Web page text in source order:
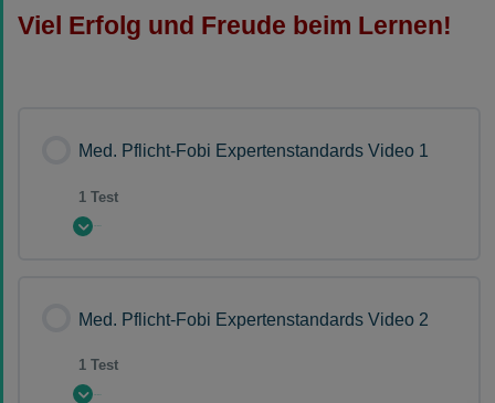
Viel Erfolg und Freude beim Lernen!
Med. Pflicht-Fobi Expertenstandards Video 1
1 Test
Fragensammlung Med. Pflicht-Fobi
Med. Pflicht-Fobi Expertenstandards Video 2
1 Test